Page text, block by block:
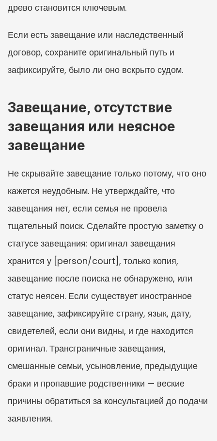
древо становится ключевым.
Если есть завещание или наследственный
договор, сохраните оригинальный путь и
зафиксируйте, было ли оно вскрыто судом.
Завещание, отсутствие
завещания или неясное
завещание
Не скрывайте завещание только потому, что оно
кажется неудобным. Не утверждайте, что
завещания нет, если семья не провела
тщательный поиск. Сделайте простую заметку о
статусе завещания: оригинал завещания
хранится у [person/court], только копия,
завещание после поиска не обнаружено, или
статус неясен. Если существует иностранное
завещание, зафиксируйте страну, язык, дату,
свидетелей, если они видны, и где находится
оригинал. Трансграничные завещания,
смешанные семьи, усыновление, предыдущие
браки и пропавшие родственники — веские
причины обратиться за консультацией до подачи
заявления.